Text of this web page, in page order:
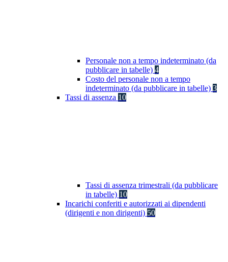
Personale non a tempo indeterminato (da
pubblicare in tabelle) 4
Costo del personale non a tempo
indeterminato (da pubblicare in tabelle) 3
Tassi di assenza 10
Tassi di assenza trimestrali (da pubblicare
in tabelle) 10
Incarichi conferiti e autorizzati ai dipendenti
(dirigenti e non dirigenti) 50